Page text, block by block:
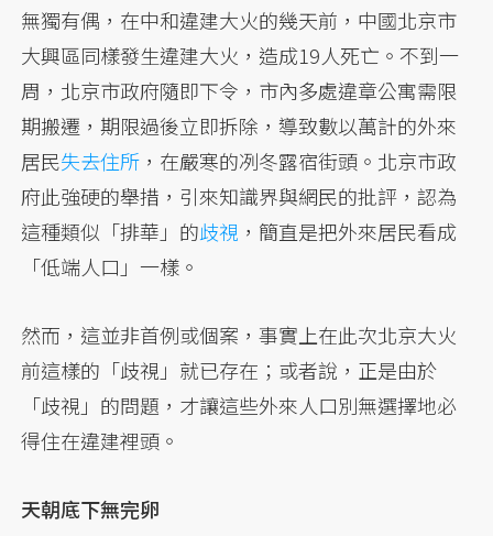
無獨有偶，在中和違建大火的幾天前，中國北京市
大興區同樣發生違建大火，造成19人死亡。不到一
周，北京市政府隨即下令，市內多處違章公寓需限
期搬遷，期限過後立即拆除，導致數以萬計的外來
居民失去住所 ，在嚴寒的冽冬露宿街頭。北京市政
府此強硬的舉措，引來知識界與網民的批評，認為
這種類似「排華」的歧視 ，簡直是把外來居民看成
「低端人口」一樣。
然而，這並非首例或個案，事實上在此次北京大火
前這樣的「歧視」就已存在；或者說，正是由於
「歧視」的問題，才讓這些外來人口別無選擇地必
得住在違建裡頭。
天朝底下無完卵